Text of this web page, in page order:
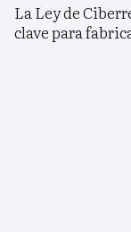
La Ley de
clave para